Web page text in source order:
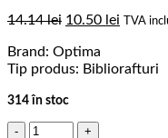
14.14lei Prețul
a
fost:
10.50 lei Prețul
10.50
TVA
Brand: Optima
Tip produs: Bibliorafturi
314 în stoc
Cantitate